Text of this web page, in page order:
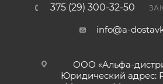
375 (29) 300-32-50
info@a-
ООО «Альфа-
Юридический адрес: